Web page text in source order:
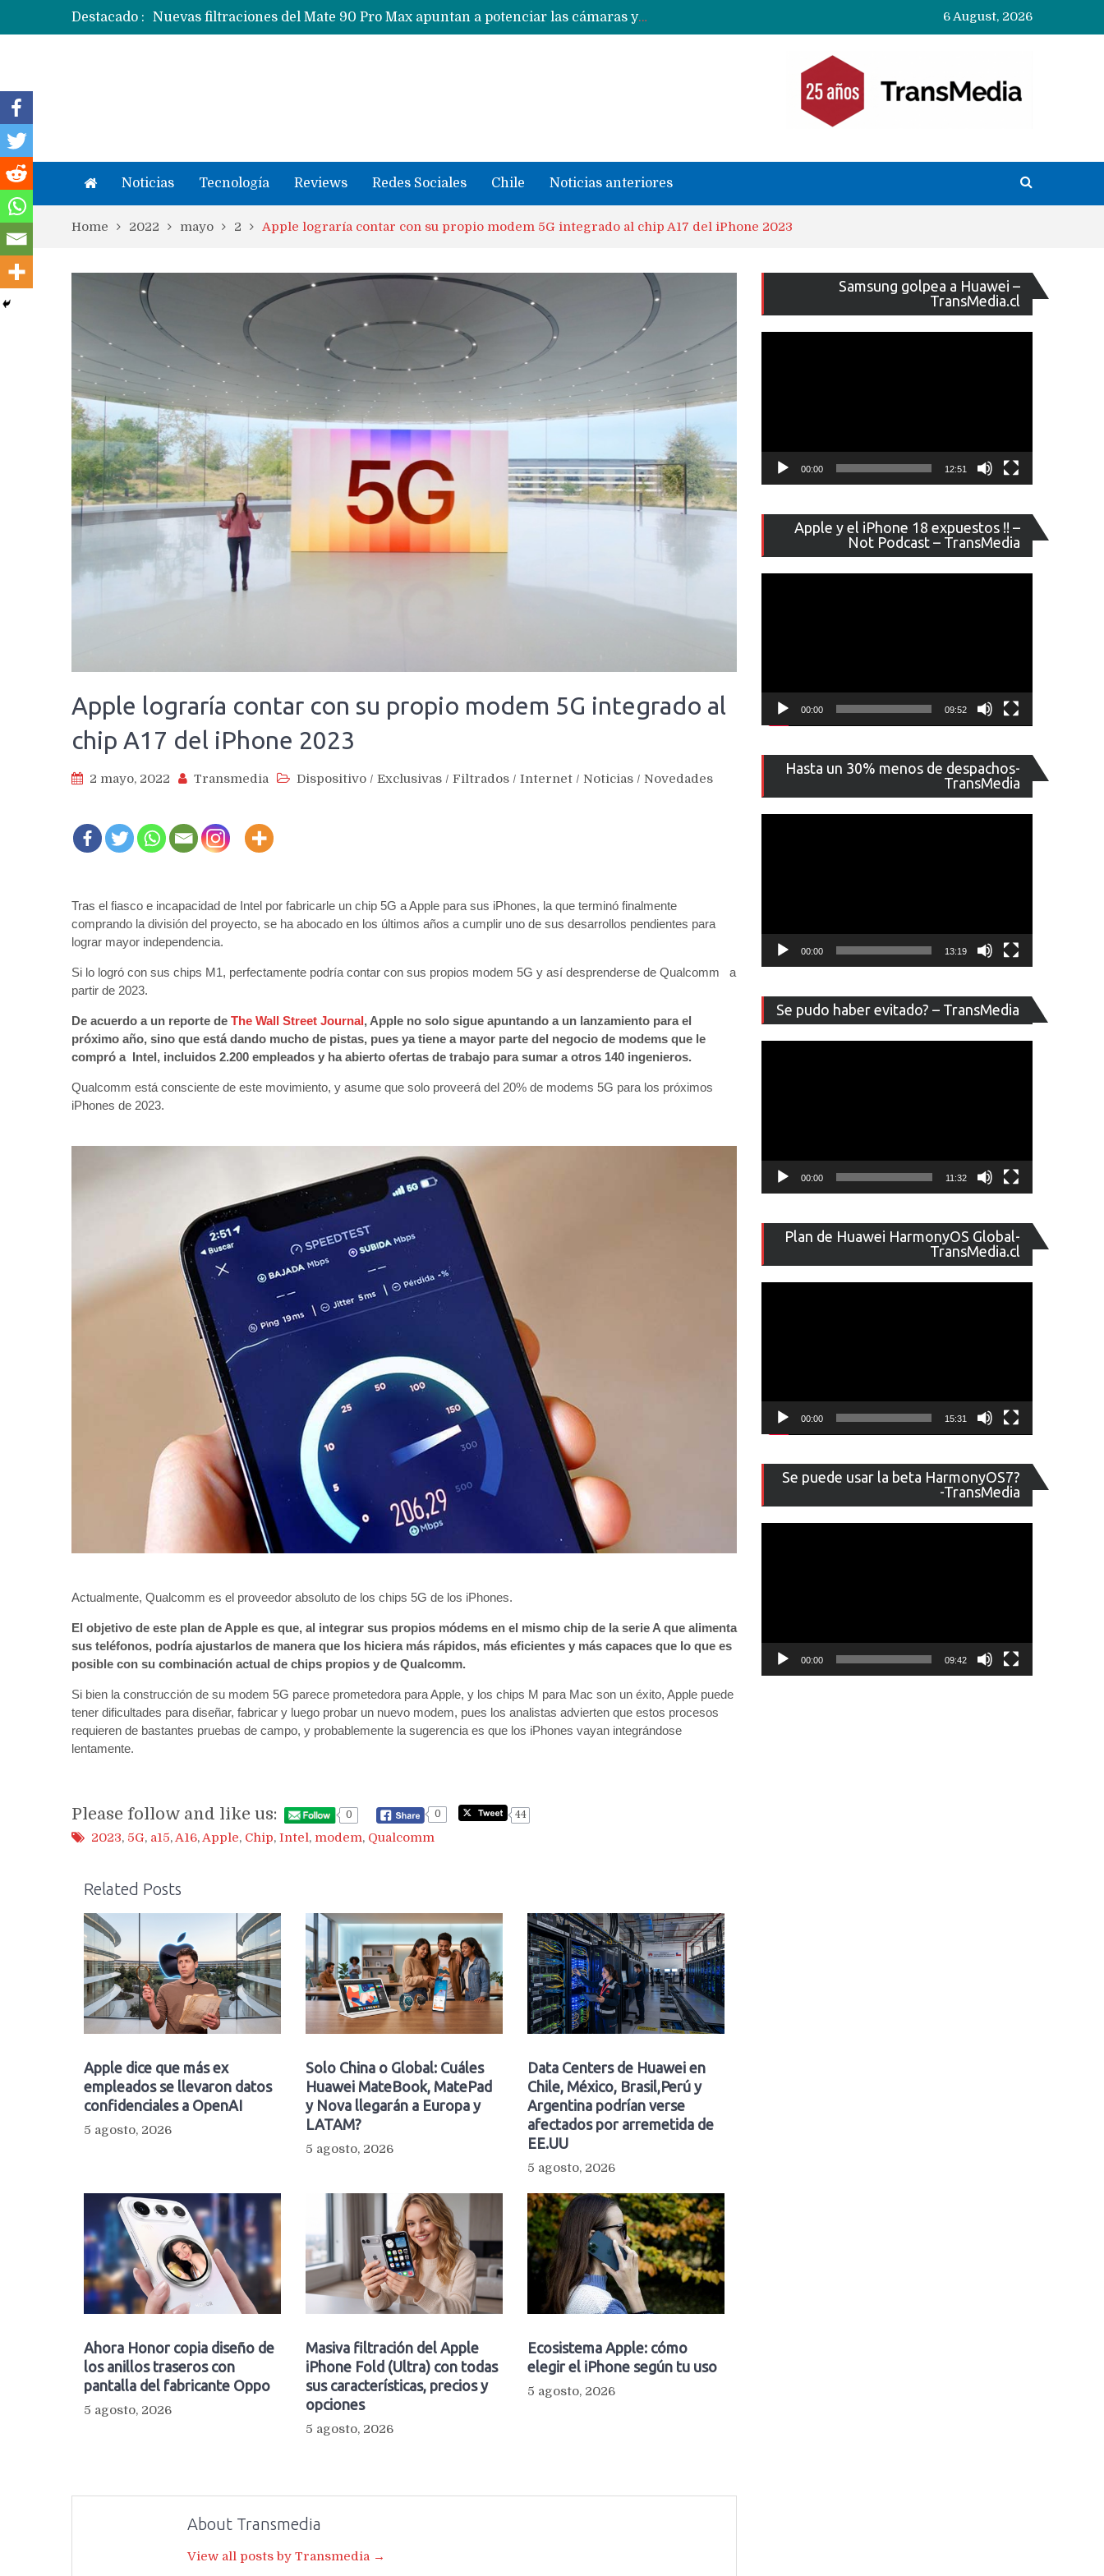
Destacado :
Google acaba definitivamente el truco para pagar con NFC en celulares Xiaomi, Oppo, Vivo y Huawei con ROM china
Apple dice que más ex empleados se llevaron datos confidenciales a OpenAI
6 August, 2026
Noticias Tecnología Reviews Redes Sociales Chile Noticias anteriores
Home 2022 mayo 2 Apple lograría contar con su propio modem 5G integrado al chip A17 del iPhone 2023
Apple lograría contar con su propio modem 5G integrado al
chip A17 del iPhone 2023
2 mayo, 2022 Transmedia Dispositivo / Exclusivas / Filtrados / Internet / Noticias / Novedades
Tras el fiasco e incapacidad de Intel por fabricarle un chip 5G a Apple para sus iPhones, la que terminó finalmente
comprando la división del proyecto, se ha abocado en los últimos años a cumplir uno de sus desarrollos pendientes para
lograr mayor independencia.
Si lo logró con sus chips M1, perfectamente podría contar con sus propios modem 5G y así desprenderse de Qualcomm a
partir de 2023.
De acuerdo a un reporte de The Wall Street Journal, Apple no solo sigue apuntando a un lanzamiento para el
próximo año, sino que está dando mucho de pistas, pues ya tiene a mayor parte del negocio de modems que le
compró a Intel, incluidos 2.200 empleados y ha abierto ofertas de trabajo para sumar a otros 140 ingenieros.
Qualcomm está consciente de este movimiento, y asume que solo proveerá del 20% de modems 5G para los próximos
iPhones de 2023.
Actualmente, Qualcomm es el proveedor absoluto de los chips 5G de los iPhones.
El objetivo de este plan de Apple es que, al integrar sus propios módems en el mismo chip de la serie A que alimenta
sus teléfonos, podría ajustarlos de manera que los hiciera más rápidos, más eficientes y más capaces que lo que es
posible con su combinación actual de chips propios y de Qualcomm.
Si bien la construcción de su modem 5G parece prometedora para Apple, y los chips M para Mac son un éxito, Apple puede
tener dificultades para diseñar, fabricar y luego probar un nuevo modem, pues los analistas advierten que estos procesos
requieren de bastantes pruebas de campo, y probablemente la sugerencia es que los iPhones vayan integrándose
lentamente.
Please follow and like us: 0 0 44
2023, 5G, a15,A16,Apple, Chip, Intel, modem, Qualcomm
Related Posts
Apple dice que más ex
empleados se llevaron datos
confidenciales a OpenAI
5 agosto, 2026
Solo China o Global: Cuáles
Huawei MateBook, MatePad
y Nova llegarán a Europa y
LATAM?
5 agosto, 2026
Data Centers de Huawei en
Chile, México, Brasil,Perú y
Argentina podrían verse
afectados por arremetida de
EE.UU
5 agosto, 2026
Ahora Honor copia diseño de
los anillos traseros con
pantalla del fabricante Oppo
5 agosto, 2026
Masiva filtración del Apple
iPhone Fold (Ultra) con todas
sus características, precios y
opciones
5 agosto, 2026
Ecosistema Apple: cómo
elegir el iPhone según tu uso
5 agosto, 2026
About Transmedia
View all posts by Transmedia →
Samsung golpea a Huawei –
TransMedia.cl
de
vídeo
00:00 12:51
Apple y el iPhone 18 expuestos !! –
Not Podcast – TransMedia
de
vídeo
00:00 09:52
Hasta un 30% menos de despachos-
TransMedia
de
vídeo
00:00 13:19
Se pudo haber evitado? – TransMedia
de
vídeo
00:00 11:32
Plan de Huawei HarmonyOS Global-
TransMedia.cl
de
vídeo
00:00 15:31
Se puede usar la beta HarmonyOS7?
-TransMedia
de
vídeo
00:00 09:42